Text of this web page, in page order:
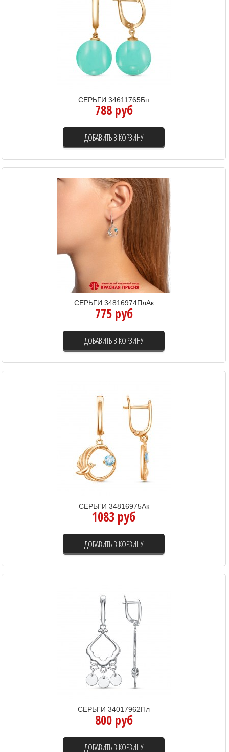
СЕРЬГИ 34611765Бп
788 руб
ДОБАВИТЬ В КОРЗИНУ
СЕРЬГИ 34816974ПлАк
775 руб
ДОБАВИТЬ В КОРЗИНУ
СЕРЬГИ 34816975Ак
1083 руб
ДОБАВИТЬ В КОРЗИНУ
СЕРЬГИ 34017962Пл
800 руб
ДОБАВИТЬ В КОРЗИНУ